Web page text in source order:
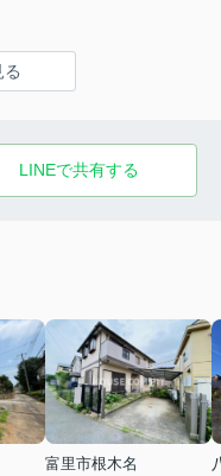
LINEで共有する
富里市根木名